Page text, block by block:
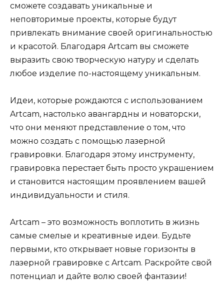
сможете создавать уникальные и
неповторимые проекты, которые будут
привлекать внимание своей оригинальностью
и красотой. Благодаря Artcam вы сможете
выразить свою творческую натуру и сделать
любое изделие по-настоящему уникальным.
Идеи, которые рождаются с использованием
Artcam, настолько авангардны и новаторски,
что они меняют представление о том, что
можно создать с помощью лазерной
гравировки. Благодаря этому инструменту,
гравировка перестает быть просто украшением
и становится настоящим проявлением вашей
индивидуальности и стиля.
Artcam – это возможность воплотить в жизнь
самые смелые и креативные идеи. Будьте
первыми, кто открывает новые горизонты в
лазерной гравировке с Artcam. Раскройте свой
потенциал и дайте волю своей фантазии!